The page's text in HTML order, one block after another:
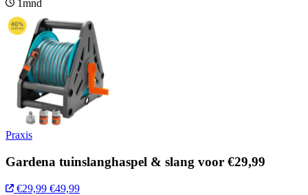
1mnd
Praxis
Gardena tuinslanghaspel & slang voor €29,99
€29,99 €49,99